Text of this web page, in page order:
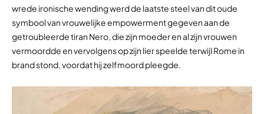
wrede ironische wending werd de laatste steel van dit oude
symbool van vrouwelijke empowerment gegeven aan de
getroubleerde tiran Nero, die zijn moeder en al zijn vrouwen
vermoordde en vervolgens op zijn lier speelde terwijl Rome in
brand stond, voordat hij zelfmoord pleegde.